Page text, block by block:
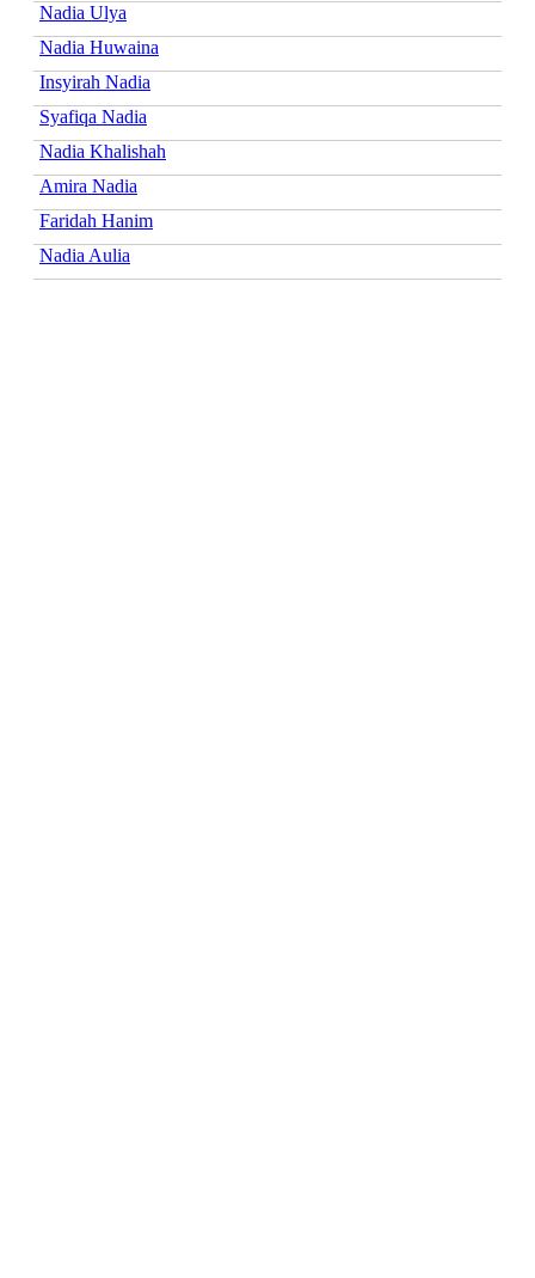
Nadia Ulya
Nadia Huwaina
Insyirah Nadia
Syafiqa Nadia
Nadia Khalishah
Amira Nadia
Faridah Hanim
Nadia Aulia